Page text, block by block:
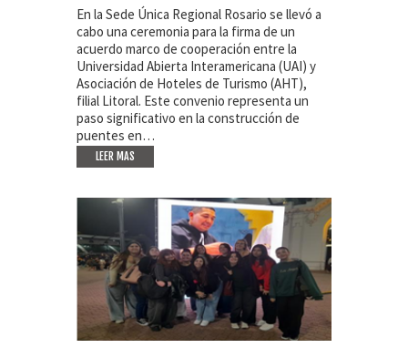
En la Sede Única Regional Rosario se llevó a
cabo una ceremonia para la firma de un
acuerdo marco de cooperación entre la
Universidad Abierta Interamericana (UAI) y
Asociación de Hoteles de Turismo (AHT),
filial Litoral. Este convenio representa un
paso significativo en la construcción de
puentes en…
LEER MAS